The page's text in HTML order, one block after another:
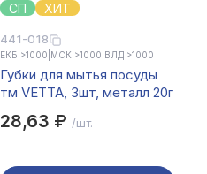
СП ХИТ
441-018
ЕКБ >1000 МСК >1000 ВЛД >1000
Губки для мытья посуды
тм VETTA, 3шт, металл 20г
28,63 ₽ /шт.